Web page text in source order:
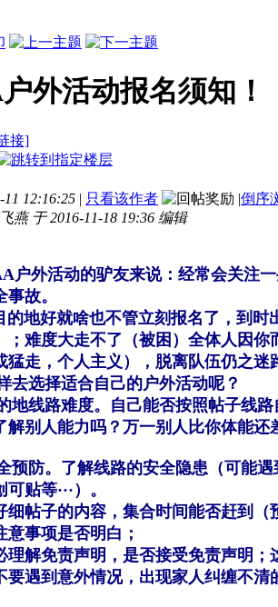
外活动报名须知！
接]
12:16:25 | 只看该作者 |倒序
燕 于 2016-11-18 19:36 编辑
外活动的驴友来说：经常会关注一
故。
好就啥也不管立刻报名了，到时
；难度大走不了（被困）全体人因
猛走，个人主义），脱离队伍仍之迷
选择适合自己的户外活动呢？
路难度。自己能否按照帖子线路
解别人能力吗？万一别人比你体能
。了解线路的安全隐患（可能遇
贴等···）。
细帖子的内容，集合时间能否赶到
事项是否明白；
理解免责声明，是否接受免责声明
要遇到意外情况，出现家人纠缠不清